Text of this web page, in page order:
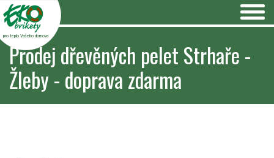
pro teplo Vašeho domova
Prodej dřevěných pelet Strhaře -
Žleby - doprava zdarma